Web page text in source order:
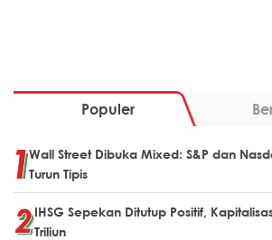
Populer
Wall Street Dibuka Mixed: S&P dan
Turun Tipis
IHSG Sepekan Ditutup Positif,
Triliun